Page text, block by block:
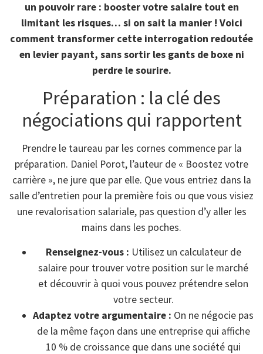
un pouvoir rare : booster votre salaire tout en
limitant les risques… si on sait la manier ! Voici
comment transformer cette interrogation redoutée
en levier payant, sans sortir les gants de boxe ni
perdre le sourire.
Préparation : la clé des
négociations qui rapportent
Prendre le taureau par les cornes commence par la
préparation. Daniel Porot, l’auteur de « Boostez votre
carrière », ne jure que par elle. Que vous entriez dans la
salle d’entretien pour la première fois ou que vous visiez
une revalorisation salariale, pas question d’y aller les
mains dans les poches.
Renseignez-vous : Utilisez un calculateur de
salaire pour trouver votre position sur le marché
et découvrir à quoi vous pouvez prétendre selon
votre secteur.
Adaptez votre argumentaire : On ne négocie pas
de la même façon dans une entreprise qui affiche
10 % de croissance que dans une société qui